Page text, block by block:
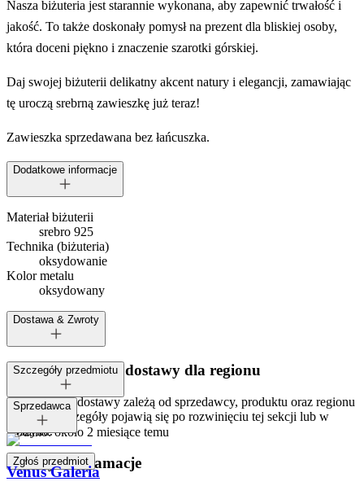
Nasza biżuteria jest starannie wykonana, aby zapewnić trwałość i
jakość. To także doskonały pomysł na prezent dla bliskiej osoby,
która doceni piękno i znaczenie szarotki górskiej.
Daj swojej biżuterii delikatny akcent natury i elegancji, zamawiając
tę uroczą srebrną zawieszkę już teraz!
Zawieszka sprzedawana bez łańcuszka.
Dodatkowe informacje
Materiał biżuterii
srebro 925
Technika (biżuteria)
oksydowanie
Kolor metalu
oksydowany
Dostawa & Zwroty
Dostępne metody dostawy dla regionu
Opcje i koszt dostawy zależą od sprzedawcy, produktu oraz regionu
dostawy. Szczegóły pojawią się po rozwinięciu tej sekcji lub w
koszyku.
Zwroty i reklamacje
Szczegóły przedmiotu
Tagi:
Dodano:około 2 miesiące temu
Zgłoś przedmiot
Sprzedawca
Venus Galeria